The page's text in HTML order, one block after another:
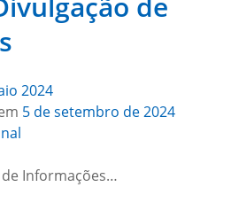
2024
5 de setembro de 2024
Informações…